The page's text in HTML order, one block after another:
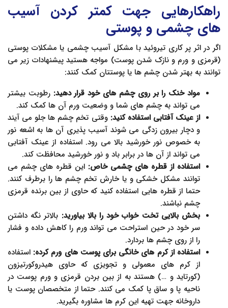
راهکارهایی جهت کمتر کردن آسیب
های چشمی و پوستی
اگر در اثر پر کاری تیروئید با مشکل آسیب چشمی یا مشکلات پوستی
(قرمزی و ورم و نازک شدن پوست) مواجه هستید پیشنهادات زیر می
توانند به بهتر شدن چشم ها یا پوستتان کمک کنند:
مواد خنک را بر روی چشم های خود قرار دهید: رطوبت بیشتر
می تواند به چشم های شما و وضعیت ورم آن ها کمک کند.
از عینک آفتابی استفاده کنید: وقتی تخم چشم ها جلو می آیند
و دچار بیرون زدگی می شوند آسیب پذیری آن ها به اشعه نور
به خصوص نور خورشید بالا می رود. استفاده از عینک آفتابی
می تواند از آن ها در برابر باد و نور خورشید محافظت کند.
استفاده از قطره های چشمی خاص: این قطره های چشم می
توانند مشکل خشکی و یا خارش تخم چشم ها را برطرف کنند.
حتما از قطره هایی استفاده کنید که حاوی از بین برنده قرمزی
چشم نباشند.
بخش بالایی تخت خواب خود را بالا بیاورید: بالاتر نگه داشتن
سر خود در حین استراحت می تواند ورم را کاهش داده و فشار
را از روی چشم ها بردارد.
استفاده از کرم های خانگی برای پوست های ورم کرده: استفاده
از کرم های معمولی و تجویزی که حاوی هیدروکورتیزون
(کورتاید و …) هستند به از بین بردن قرمزی و ورم پوست در
ناحیه پا و ساق پا کمک می کنند. حتما از متخصصان پوست یا
داروخانه جهت تهیه این کرم ها مشاوره بگیرید.